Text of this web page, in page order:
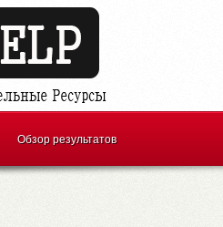
Обзор результатов